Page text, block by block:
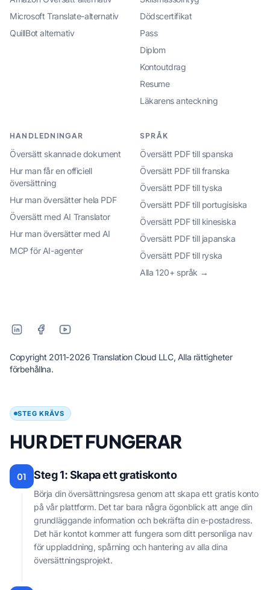
Microsoft Translate-alternativ
QuillBot alternativ
Dödscertifikat
Pass
Diplom
Kontoutdrag
Resume
Läkarens anteckning
HANDLEDNINGAR
Översätt skannade dokument
Hur man får en officiell
översättning
Hur man översätter hela PDF
Översätt med AI Translator
Hur man översätter med AI
MCP för AI-agenter
SPRÅK
Översätt PDF till spanska
Översätt PDF till franska
Översätt PDF till tyska
Översätt PDF till portugisiska
Översätt PDF till kinesiska
Översätt PDF till japanska
Översätt PDF till ryska
Alla 120+ språk →
Copyright 2011-2026 Translation Cloud LLC, Alla rättigheter
förbehållna.
STEG KRÄVS
HUR DET FUNGERAR
01 Steg 1: Skapa ett gratiskonto
Börja din översättningsresa genom att skapa ett gratis konto
på vår plattform. Det tar bara några ögonblick att ange din
grundläggande information och bekräfta din e-postadress.
Det här kontot kommer att fungera som ditt personliga nav
för uppladdning, spårning och hantering av alla dina
översättningsprojekt.